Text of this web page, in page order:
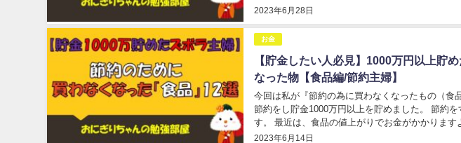
2023年6月28日
の方だけではありません。 会社員ですでに、社会
お金
【貯金したい人必見】1000万円以上貯
なった物【食品編/節約主婦】
2023年6月14日
今回は私が『節約の為に買わなくなったもの（食
節約をし貯金1000万円以上を貯めました。 節約
す。 最近は、食品の値上がりでお金がかかります